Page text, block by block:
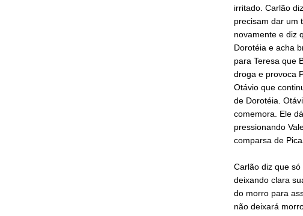
irritado. Carlão
precisam dar um
novamente e diz
Dorotéia e acha
para Teresa que
droga e provoca
Otávio que
de Dorotéia.
comemora. Ele
pressionando
comparsa de
Carlão diz que
deixando clara
do morro para
não deixará